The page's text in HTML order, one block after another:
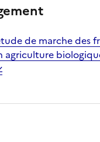
de marche des
agriculture